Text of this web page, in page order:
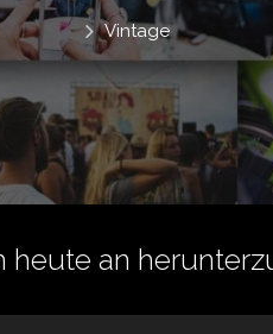
Vintage
heute an